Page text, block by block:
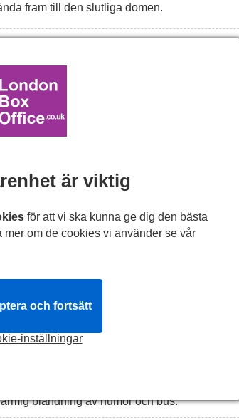
fram till den slutliga domen.
i stor skala.Les Miserables
är världens
på 21 språk. Det är en spektakulär
Theatre nu!
grymma och helt omedvetna om sin fem
som helst slår sig ned med en bra bok.
blandning av humor och bus.
är viktig
för att vi ska kunna ge dig den bästa
om de cookies vi använder se vår
inställningar
och fortsätt